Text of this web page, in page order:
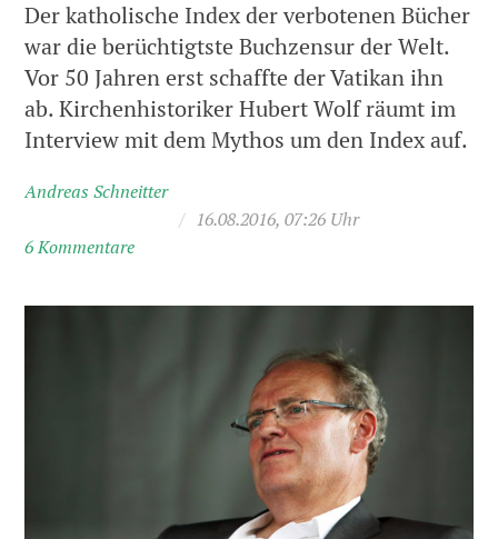
Der katholische Index der verbotenen Bücher
war die berüchtigtste Buchzensur der Welt.
Vor 50 Jahren erst schaffte der Vatikan ihn
ab. Kirchenhistoriker Hubert Wolf räumt im
Interview mit dem Mythos um den Index auf.
Andreas Schneitter
/ 16.08.2016, 07:26 Uhr
6 Kommentare